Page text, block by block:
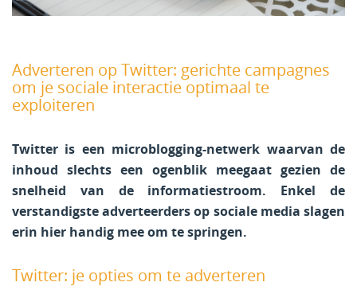
Adverteren op Twitter: gerichte campagnes
om je sociale interactie optimaal te
exploiteren
Twitter is een microblogging-netwerk waarvan de
inhoud slechts een ogenblik meegaat gezien de
snelheid van de informatiestroom. Enkel de
verstandigste adverteerders op sociale media slagen
erin hier handig mee om te springen.
Twitter: je opties om te adverteren